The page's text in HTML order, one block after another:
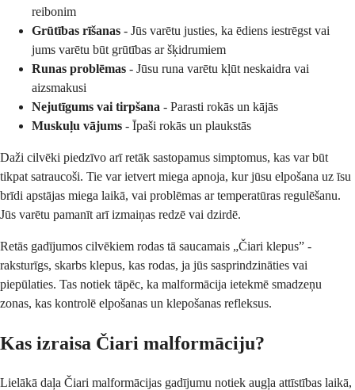
reibonim
Grūtības rīšanas - Jūs varētu justies, ka ēdiens iestrēgst vai
jums varētu būt grūtības ar šķidrumiem
Runas problēmas - Jūsu runa varētu kļūt neskaidra vai
aizsmakusi
Nejutīgums vai tirpšana - Parasti rokās un kājās
Muskuļu vājums - Īpaši rokās un plaukstās
Daži cilvēki piedzīvo arī retāk sastopamus simptomus, kas var būt
tikpat satraucoši. Tie var ietvert miega apnoja, kur jūsu elpošana uz īsu
brīdi apstājas miega laikā, vai problēmas ar temperatūras regulēšanu.
Jūs varētu pamanīt arī izmaiņas redzē vai dzirdē.
Retās gadījumos cilvēkiem rodas tā saucamais „Čiari klepus” -
raksturīgs, skarbs klepus, kas rodas, ja jūs sasprindzināties vai
piepūlaties. Tas notiek tāpēc, ka malformācija ietekmē smadzeņu
zonas, kas kontrolē elpošanas un klepošanas refleksus.
Kas izraisa Čiari malformāciju?
Lielākā daļa Čiari malformācijas gadījumu notiek augļa attīstības laikā,